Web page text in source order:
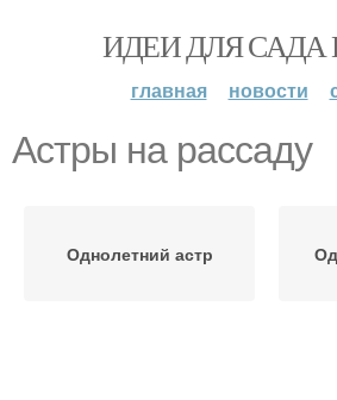
ИДЕИ ДЛЯ САДА
главная новости
Астры на рассаду
Однолетний астр